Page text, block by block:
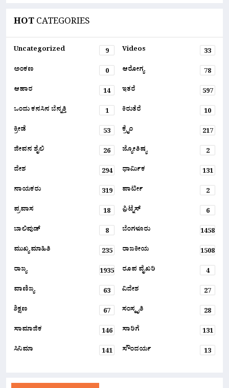
HOTCATEGORIES
Uncategorized 9 Videos
33
ಅಂಕಣ
0 ಆರೋಗ್ಯ
78
ಆಹಾರ
14 ಇತರೆ
597
ಒಂದು ಕನಸಿನ ಬೆನ್ನತ್ತಿ
1 ಕಿರುತೆರೆ
10
ಕ್ರೀಡೆ
53 ಕ್ರೈಂ
217
ಜೀವನ ಶೈಲಿ
26 ಜ್ಯೋತಿಷ್ಯ
2
ದೇಶ
294 ಧಾರ್ಮಿಕ
131
ನಾಯಕರು
319 ಪಾರ್ಟೀ
2
ಪ್ರವಾಸ
18 ಫ಼ಿಟ್ನೆಸ್
6
ಬಾಲಿವುಡ್
8 ಬೆಂಗಳೂರು
1458
ಮುಖ್ಯ ಮಾಹಿತಿ
235 ರಾಜಕೀಯ
1508
ರಾಜ್ಯ
1935 ರೂಪ ವೈಖರಿ
4
ವಾಣಿಜ್ಯ
63 ವಿದೇಶ
27
ಶಿಕ್ಷಣ
67 ಸಂಸ್ಕೃತಿ
28
ಸಾಮಾಜಿಕ
146 ಸಾರಿಗೆ
131
ಸಿನಿಮಾ
141 ಸೌಂದರ್ಯ 13